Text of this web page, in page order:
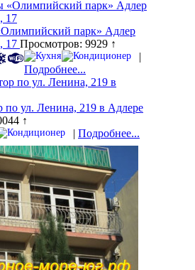
парк» Адлер
17 Просмотров: 9929 ↑
|
Подробнее...
по ул. Ленина, 219 в Адлере
↑
| Подробнее...